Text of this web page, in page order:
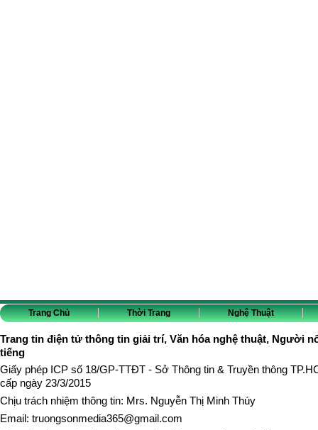
Trang Chủ Thời Trang Nghệ Thuật
Trang tin điện tử thông tin giải trí, Văn hóa nghệ thuật, Người
tiếng
Giấy phép ICP số 18/GP-TTĐT - Sở Thông tin & Truyền thông
cấp ngày 23/3/2015
Chịu trách nhiệm thông tin: Mrs. Nguyễn Thị Minh Thúy
Email: truongsonmedia365@gmail.com